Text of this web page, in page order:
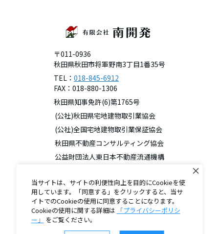
〒011-0936
秋田県秋田市将軍野南3丁目1番35号
TEL： 018-845-6912
FAX：018-880-1306
秋田県知事免許(6)第1765号
(公社)秋田県宅地建物取引業協会
(公社)全国宅地建物取引業保証協会
秋田県不動産コンサルティング協会
公益財団法人東日本不動産流通機構
当サイトは、サイトの利便性向上を目的にCookieを使
用しています。「同意する」をクリックすると、当サ
イトでのCookieの使用に同意することになります。
Cookieの使用に関する詳細は
「プライバシーポリシ
ー」
をご覧ください。